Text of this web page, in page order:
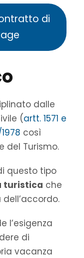
di
dalle
(artt. 1571 e
così
del Turismo.
questo tipo
turistica che
l’esigenza
di
vacanza